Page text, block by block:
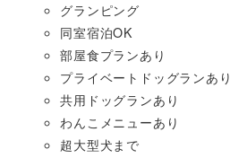
グランピング
同室宿泊OK
部屋食プランあり
プライベートドッグランあり
共用ドッグランあり
わんこメニューあり
超大型犬まで